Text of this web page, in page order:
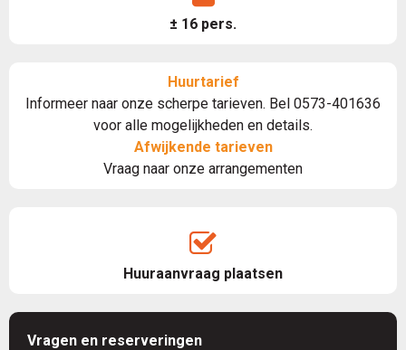
± 16 pers.
Huurtarief
Informeer naar onze scherpe tarieven. Bel 0573-401636
voor alle mogelijkheden en details.
Afwijkende tarieven
Vraag naar onze arrangementen
Huuraanvraag plaatsen
Vragen en reserveringen